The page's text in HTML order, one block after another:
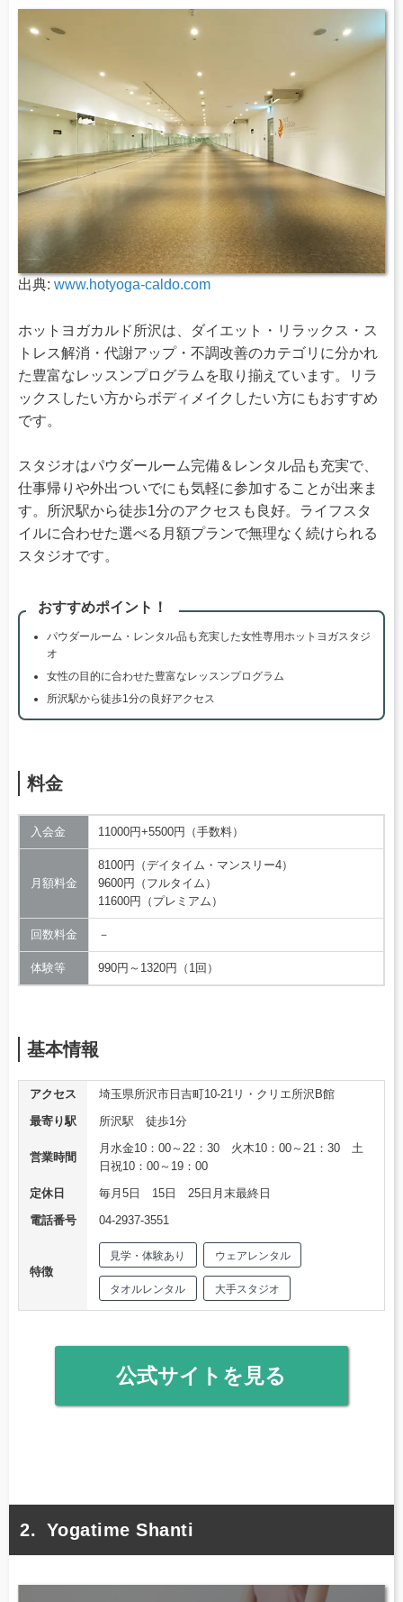
出典: www.hotyoga-caldo.com
ホットヨガカルド所沢は、ダイエット・リラックス・ス
トレス解消・代謝アップ・不調改善のカテゴリに分かれ
た豊富なレッスンプログラムを取り揃えています。リラ
ックスしたい方からボディメイクしたい方にもおすすめ
です。
スタジオはパウダールーム完備＆レンタル品も充実で、
仕事帰りや外出ついでにも気軽に参加することが出来ま
す。所沢駅から徒歩1分のアクセスも良好。ライフスタ
イルに合わせた選べる月額プランで無理なく続けられる
スタジオです。
おすすめポイント！
パウダールーム・レンタル品も充実した女性専用ホットヨガスタジ
オ
女性の目的に合わせた豊富なレッスンプログラム
所沢駅から徒歩1分の良好アクセス
料金
入会金 11000円+5500円（手数料）
月額料金
8100円（デイタイム・マンスリー4）
9600円（フルタイム）
11600円（プレミアム）
回数料金 －
体験等 990円～1320円（1回）
基本情報
アクセス
埼玉県所沢市日吉町10-21リ・クリエ所沢B館
最寄り駅
所沢駅 徒歩1分
営業時間
月水金10：00～22：30 火木10：00～21：30 土
日祝10：00～19：00
定休日
毎月5日 15日 25日月末最終日
電話番号
04-2937-3551
特徴
見学・体験あり ウェアレンタル
タオルレンタル 大手スタジオ
公式サイトを見る
Yogatime Shanti